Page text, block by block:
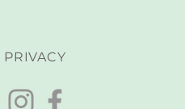
PRIVACY